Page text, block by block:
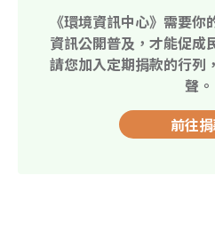
《環境資訊中心》需要
資訊公開普及，才能促成
請您加入定期捐款的行列
聲。
前往